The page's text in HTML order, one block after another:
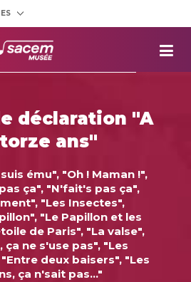
déclaration "A
ans"
ému", "Oh ! Maman !",
ça", "N'fait's pas ça",
"Les Insectes",
"Le Papillon et les
de Paris", "La valse",
ça ne s'use pas", "Les
deux baisers", "Les
ça n'sait pas..."